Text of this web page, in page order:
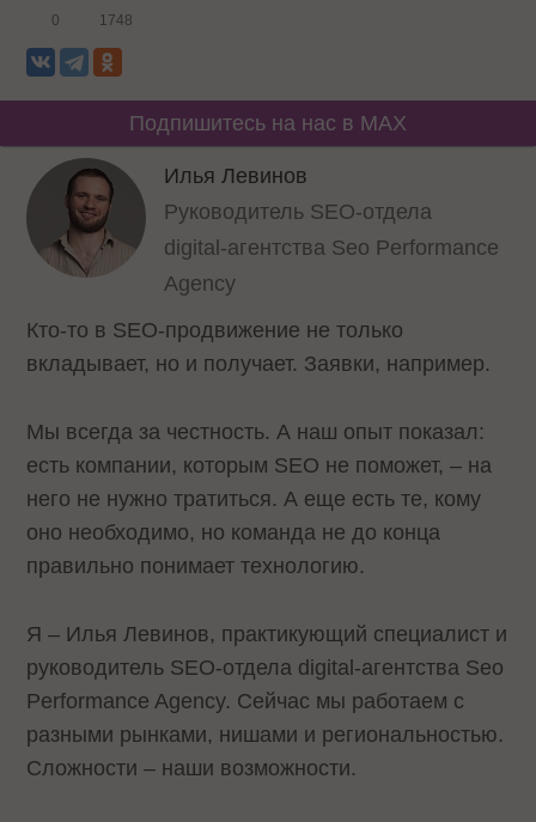
0 1748
Подпишитесь на нас в MAX
Илья Левинов
Руководитель SEO‑отдела
digital‑агентства Seo Performance
Agency
Кто‑то в SEO‑продвижение не только
вкладывает, но и получает. Заявки, например.
Мы всегда за честность. А наш опыт показал:
есть компании, которым SEO не поможет, – на
него не нужно тратиться. А еще есть те, кому
оно необходимо, но команда не до конца
правильно понимает технологию.
Я – Илья Левинов, практикующий специалист и
руководитель SEO‑отдела digital‑агентства Seo
Performance Agency. Сейчас мы работаем с
разными рынками, нишами и региональностью.
Сложности – наши возможности.